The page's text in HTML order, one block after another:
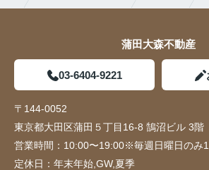
蒲田大森不動産
03-6404-9221
〒144-0052
東京都大田区蒲田５丁目16-8 鵠沼ビル 3階
営業時間： 10:00〜19:00※毎週日曜日のみ
定休日： 年末年始,GW,夏季